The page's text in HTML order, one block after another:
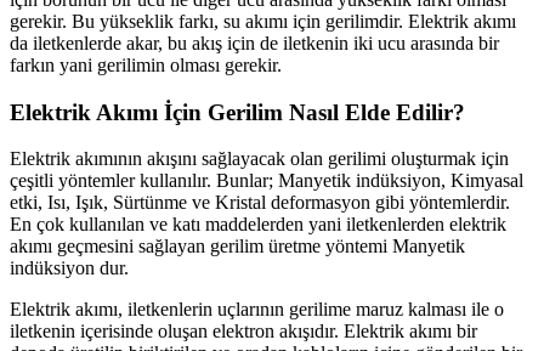
gerekir. Bu yükseklik farkı, su akımı için gerilimdir. Elektrik akımı
da iletkenlerde akar, bu akış için de iletkenin iki ucu arasında bir
farkın yani gerilimin olması gerekir.
Elektrik Akımı İçin Gerilim Nasıl Elde Edilir?
Elektrik akımının akışını sağlayacak olan gerilimi oluşturmak için
çeşitli yöntemler kullanılır. Bunlar; Manyetik indüksiyon, Kimyasal
etki, Isı, Işık, Sürtünme ve Kristal deformasyon gibi yöntemlerdir.
En çok kullanılan ve katı maddelerden yani iletkenlerden elektrik
akımı geçmesini sağlayan gerilim üretme yöntemi Manyetik
indüksiyon dur.
Elektrik akımı, iletkenlerin uçlarının gerilime maruz kalması ile o
iletkenin içerisinde oluşan elektron akışıdır. Elektrik akımı bir